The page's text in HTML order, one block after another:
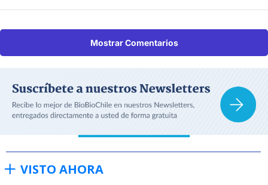
Mostrar Comentarios
VISTO AHORA